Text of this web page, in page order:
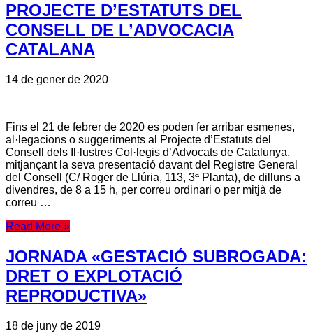
PROJECTE D’ESTATUTS DEL
CONSELL DE L’ADVOCACIA
CATALANA
14 de gener de 2020
Fins el 21 de febrer de 2020 es poden fer arribar esmenes,
al·legacions o suggeriments al Projecte d’Estatuts del
Consell dels Il·lustres Col·legis d’Advocats de Catalunya,
mitjançant la seva presentació davant del Registre General
del Consell (C/ Roger de Llúria, 113, 3ª Planta), de dilluns a
divendres, de 8 a 15 h, per correu ordinari o per mitjà de
correu …
Read More »
JORNADA «GESTACIÓ SUBROGADA:
DRET O EXPLOTACIÓ
REPRODUCTIVA»
18 de juny de 2019